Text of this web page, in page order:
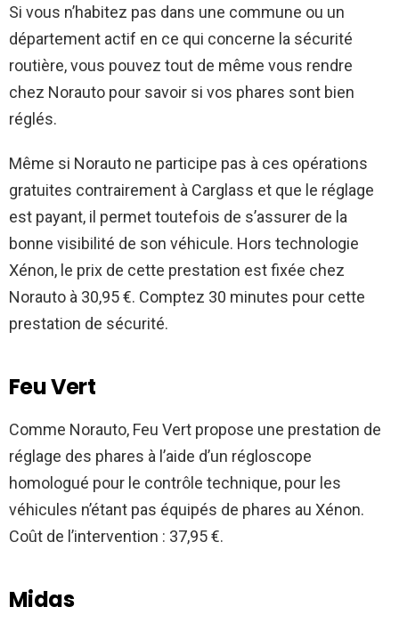
Si vous n’habitez pas dans une commune ou un
département actif en ce qui concerne la sécurité
routière, vous pouvez tout de même vous rendre
chez Norauto pour savoir si vos phares sont bien
réglés.
Même si Norauto ne participe pas à ces opérations
gratuites contrairement à Carglass et que le réglage
est payant, il permet toutefois de s’assurer de la
bonne visibilité de son véhicule. Hors technologie
Xénon, le prix de cette prestation est fixée chez
Norauto à 30,95 €. Comptez 30 minutes pour cette
prestation de sécurité.
Feu Vert
Comme Norauto, Feu Vert propose une prestation de
réglage des phares à l’aide d’un régloscope
homologué pour le contrôle technique, pour les
véhicules n’étant pas équipés de phares au Xénon.
Coût de l’intervention : 37,95 €.
Midas